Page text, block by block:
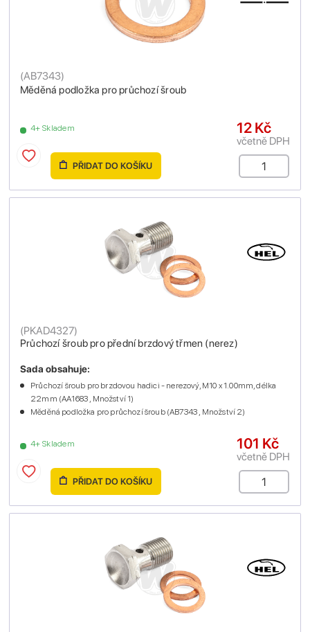
Měděná podložka pro průchozí šroub
(AB7343)
4+ Skladem 12 Kč
včetně DPH
PŘIDAT DO KOŠÍKU
Průchozí šroub pro přední brzdový třmen (nerez)
(PKAD4327)
4+ Skladem
Sada obsahuje:
Průchozí šroub pro brzdovou hadici - nerezový, M10 x 1.00mm, délka
22mm (AA1683 , Množství 1)
Měděná podložka pro průchozí šroub (AB7343 , Množství 2)
101 Kč
včetně DPH
PŘIDAT DO KOŠÍKU